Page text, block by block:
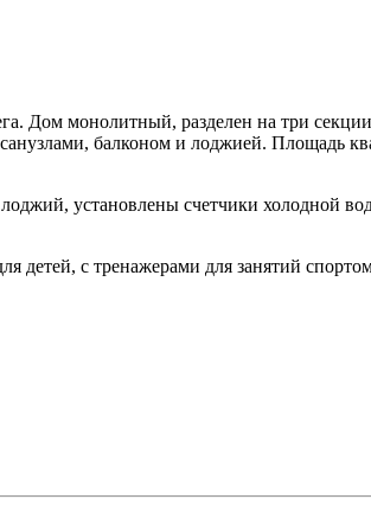
Дом монолитный, разделен на три
балконом и лоджией. Площадь
установлены счетчики холодной
детей, с тренажерами для занятий